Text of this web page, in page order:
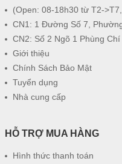
(Open: 08-18h30 từ T2-
CN1: 1 Đường Số 7,
CN2: Số 2 Ngõ 1 Phùng
Giới thiệu
Chính Sách Bảo Mật
Tuyển dụng
Nhà cung cấp
HỖ TRỢ MUA HÀNG
Hình thức thanh toán